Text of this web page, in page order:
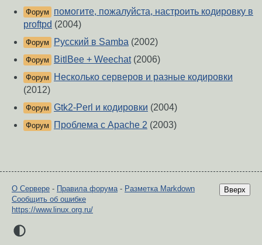
Форум
помогите, пожалуйста, настроить кодировку в
proftpd (2004)
Форум Русский в Samba (2002)
Форум BitlBee + Weechat(2006)
Форум
Несколько серверов и разные кодировки
(2012)
Форум Gtk2-Perl и кодировки (2004)
Форум Проблема с Apache 2 (2003)
Вверх
О Сервере - Правила форума- Разметка Markdown
Сообщить об ошибке
https://www.linux.org.ru/